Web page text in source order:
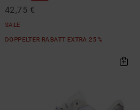
42,75 €
SALE
DOPPELTER RABATT EXTRA 25 %